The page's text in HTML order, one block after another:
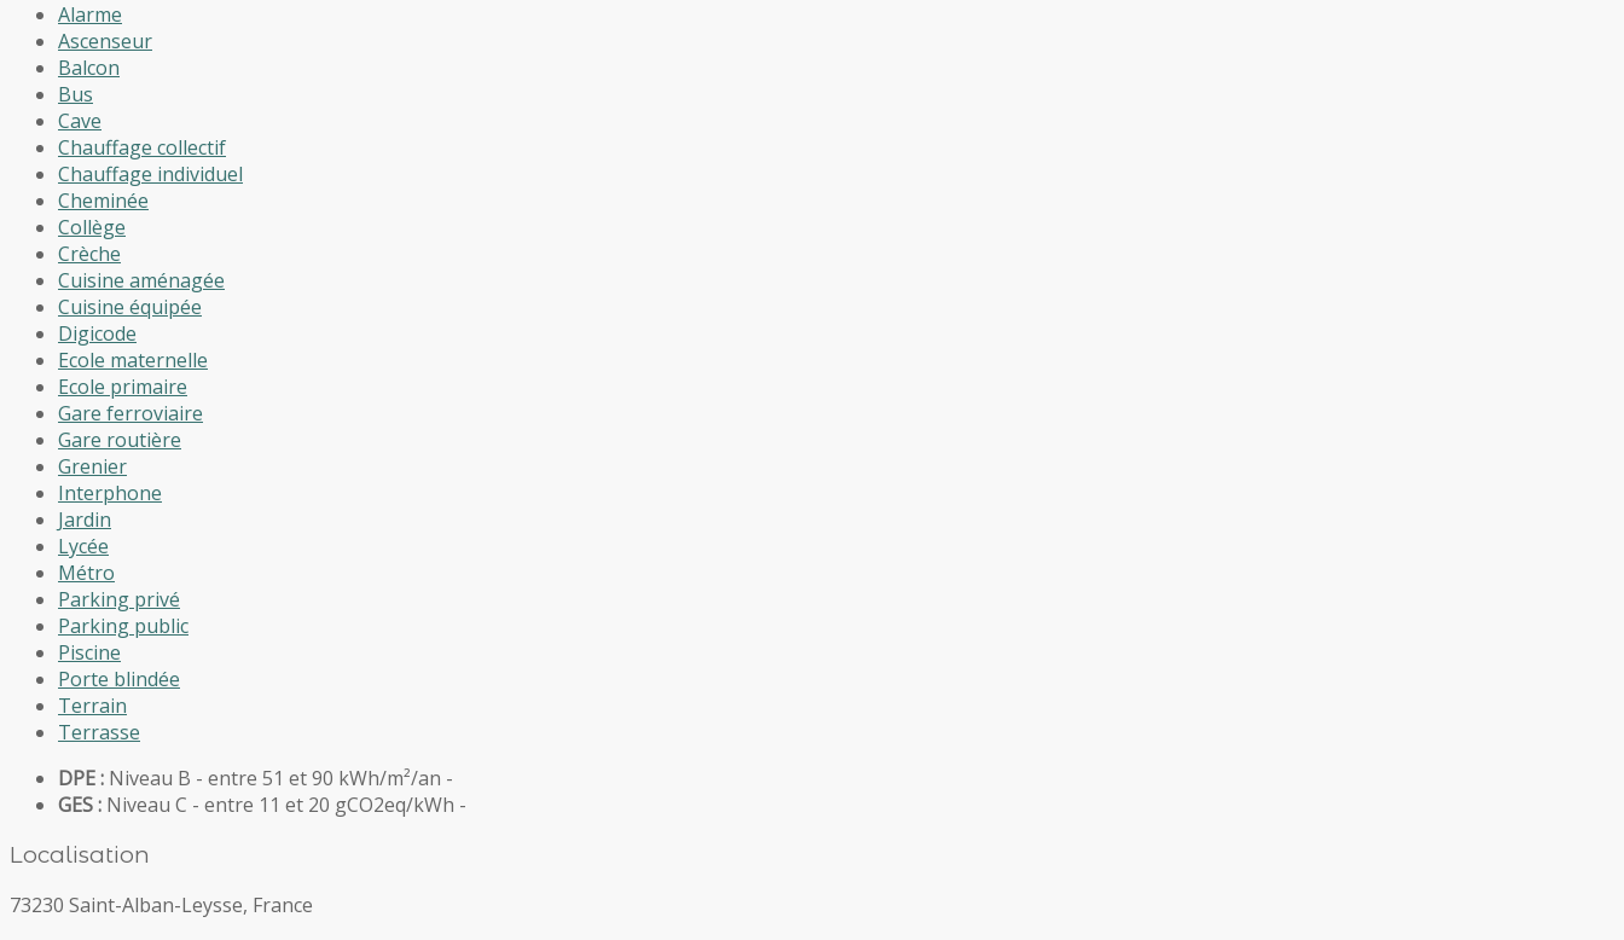
Alarme
Ascenseur
Balcon
Bus
Cave
Chauffage collectif
Chauffage individuel
Cheminée
Collège
Crèche
Cuisine aménagée
Cuisine équipée
Digicode
Ecole maternelle
Ecole primaire
Gare ferroviaire
Gare routière
Grenier
Interphone
Jardin
Lycée
Métro
Parking privé
Parking public
Piscine
Porte blindée
Terrain
Terrasse
DPE : Niveau B - entre 51 et 90 kWh/m²/an -
GES : Niveau C - entre 11 et 20 gCO2eq/kWh -
Localisation
73230 Saint-Alban-Leysse, France